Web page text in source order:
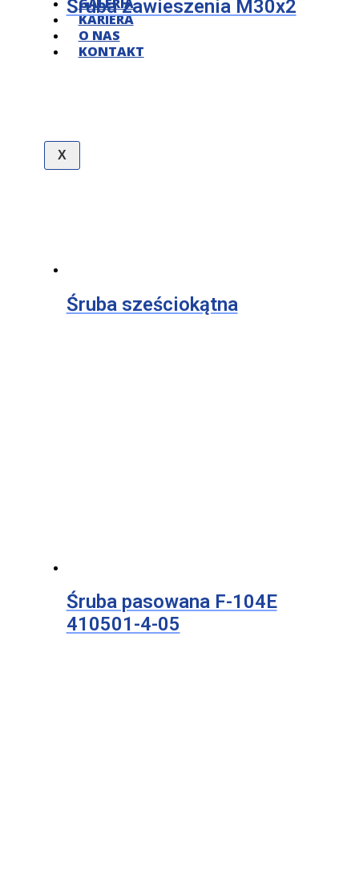
KARIERA
O NAS
KONTAKT
X
Śruba zawieszenia M30x2
Śruba sześciokątna
Śruba pasowana F-104E
410501-4-05